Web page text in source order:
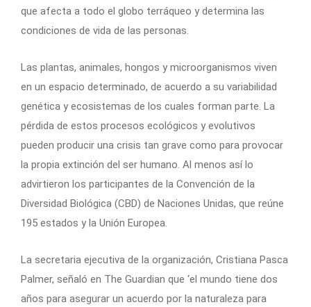
que afecta a todo el globo terráqueo y determina las
condiciones de vida de las personas.
Las plantas, animales, hongos y microorganismos viven
en un espacio determinado, de acuerdo a su variabilidad
genética y ecosistemas de los cuales forman parte. La
pérdida de estos procesos ecológicos y evolutivos
pueden producir una crisis tan grave como para provocar
la propia extinción del ser humano. Al menos así lo
advirtieron los participantes de la Convención de la
Diversidad Biológica (CBD) de Naciones Unidas, que reúne
195 estados y la Unión Europea.
La secretaria ejecutiva de la organización, Cristiana Pasca
Palmer, señaló en The Guardian que ‘el mundo tiene dos
años para asegurar un acuerdo por la naturaleza para